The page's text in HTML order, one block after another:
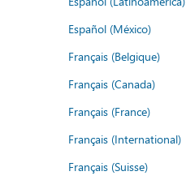
Español (México)
Français (Belgique)
Français (Canada)
Français (France)
Français (International)
Français (Suisse)